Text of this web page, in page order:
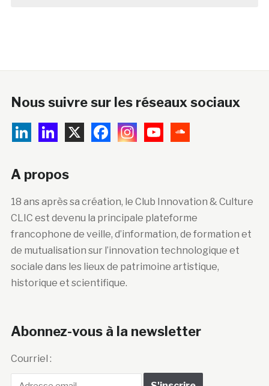
Nous suivre sur les réseaux sociaux
A propos
18 ans après sa création, le Club Innovation & Culture
CLIC est devenu la principale plateforme
francophone de veille, d’information, de formation et
de mutualisation sur l’innovation technologique et
sociale dans les lieux de patrimoine artistique,
historique et scientifique.
Abonnez-vous à la newsletter
Courriel :